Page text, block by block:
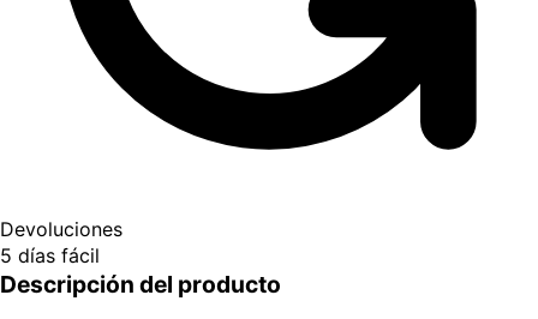
Devoluciones
5 días fácil
Descripción del producto